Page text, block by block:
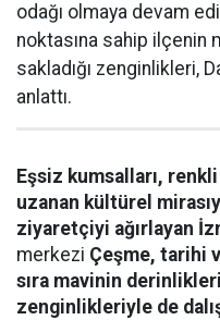
odağı olmaya devam
noktasına sahip ilçenin
sakladığı zenginlikleri,
anlattı.
Eşsiz kumsalları,
uzanan kültürel
ziyaretçiyi ağırlayan
merkezi Çeşme, tarihi
sıra mavinin
zenginlikleriyle de